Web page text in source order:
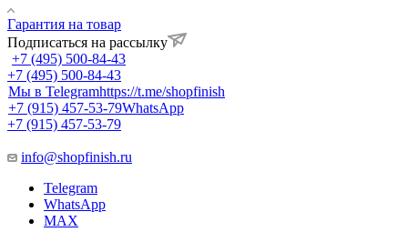
Гарантия на товар
Подписаться на рассылку
+7 (495) 500-84-43
+7 (495) 500-84-43
Мы в Telegramhttps://t.me/shopfinish
+7 (915) 457-53-79WhatsApp
+7 (915) 457-53-79
info@shopfinish.ru
Telegram
WhatsApp
MAX